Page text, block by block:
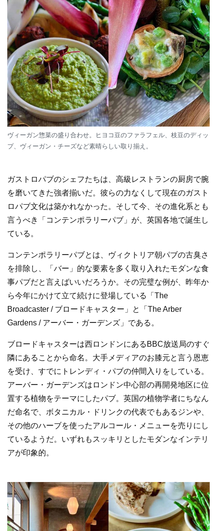
ヴィーガン惣菜の盛り合わせ。ヒヨコ豆のファラフェル、枝豆のディッ
プ、ヴィーガン・チーズなど素晴らしい取り揃え。
ガストロパブのシェフたちは、高級レストランの厨房で腕
を磨いてきた強者揃いだ。彼らの力なくして現在のガスト
ロパブ文化は築かれなかった。そして今、その進化系とも
言うべき「コンテンポラリーパブ」が、英国各地で誕生し
ている。
コンテンポラリーパブとは、ヴィクトリア朝パブの古臭さ
を排除し、「バー」的な要素を多く取り入れたモダンな食
事パブだと言えばいいだろうか。その完璧な例が、昨年か
ら今年にかけて立て続けに登場している「The
Broadcaster / ブロードキャスター」と「The Arber
Gardens / アーバー・ガーデンズ」である。
ブロードキャスターは西ロンドンにあるBBC放送局のすぐ
隣にあることから命名。大手メディアのお膝元と言う恩恵
を受け、すでにトレンディ・パブの仲間入りをしている。
アーバー・ガーデンズはロンドン中心部の再開発地区に位
置する植物をテーマにしたパブ。英国の植物学者にちなん
だ命名で、ボタニカル・ドリンクの代表でもあるジンや、
その他のハーブを使ったアルコール・メニューを売りにし
ているようだ。いずれもスッキリとしたモダンなインテリ
アが印象的。